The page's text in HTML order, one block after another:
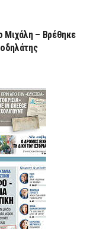
Μιχάλη – Βρέθηκε